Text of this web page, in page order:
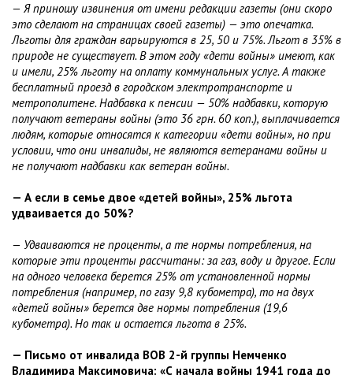
— Я приношу извинения от имени редакции газеты (они скоро
это сделают на страницах своей газеты) — это опечатка.
Льготы для граждан варьируются в 25, 50 и 75%. Льгот в 35% в
природе не существует. В этом году «дети войны» имеют, как
и имели, 25% льготу на оплату коммунальных услуг. А также
бесплатный проезд в городском электротранспорте и
метрополитене. Надбавка к пенсии — 50% надбавки, которую
получают ветераны войны (это 36 грн. 60 коп.), выплачивается
людям, которые относятся к категории «дети войны», но при
условии, что они инвалиды, не являются ветеранами войны и
не получают надбавки как ветеран войны.
— А если в семье двое «детей войны», 25% льгота
удваивается до 50%?
— Удваиваются не проценты, а те нормы потребления, на
которые эти проценты рассчитаны: за газ, воду и другое. Если
на одного человека берется 25% от установленной нормы
потребления (например, по газу 9,8 кубометра), то на двух
«детей войны» берется две нормы потребления (19,6
кубометра). Но так и остается льгота в 25%.
— Письмо от инвалида ВОВ 2-й группы Немченко
Владимира Максимовича: «С начала войны 1941 года до